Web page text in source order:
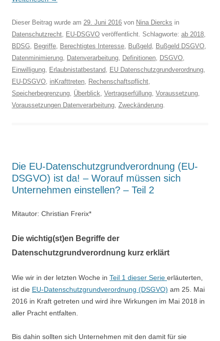
Dieser Beitrag wurde am 29. Juni 2016 von Nina Diercks in
Datenschutzrecht, EU-DSGVO veröffentlicht. Schlagworte: ab 2018,
BDSG, Begriffe, Berechtigtes Interesse, Bußgeld, Bußgeld DSGVO,
Datenminimierung, Datenverarbeitung, Definitionen, DSGVO,
Einwilligung, Erlaubnistatbestand, EU Datenschutzgrundverordnung,
EU-DSGVO, inKrafttreten, Rechenschaftspflicht,
Speicherbegrenzung, Überblick, Vertragserfüllung, Voraussetzung,
Voraussetzungen Datenverarbeitung, Zweckänderung.
Die EU-Datenschutzgrundverordnung (EU-
DSGVO) ist da! – Worauf müssen sich
Unternehmen einstellen? – Teil 2
Mitautor: Christian Frerix*
Die wichtig(st)en Begriffe der
Datenschutzgrundverordnung kurz erklärt
Wie wir in der letzten Woche in Teil 1 dieser Serie erläuterten,
ist die EU-Datenschutzgrundverordnung (DSGVO) am 25. Mai
2016 in Kraft getreten und wird ihre Wirkungen im Mai 2018 in
aller Pracht entfalten.
Bis dahin sollten sich Unternehmen mit den damit für sie